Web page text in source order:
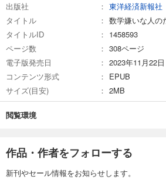
出版社
東洋経済新報社
タイトル
数学嫌いな人の
タイトルID
1458593
ページ数
308ページ
電子版発売日
2023年11月22日
コンテンツ形式
EPUB
サイズ(目安)
2MB
閲覧環境
作品・作者をフォローする
新刊やセール情報をお知らせします。